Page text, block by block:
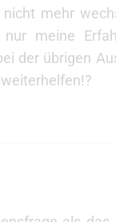
mehr
meine
der übrigen